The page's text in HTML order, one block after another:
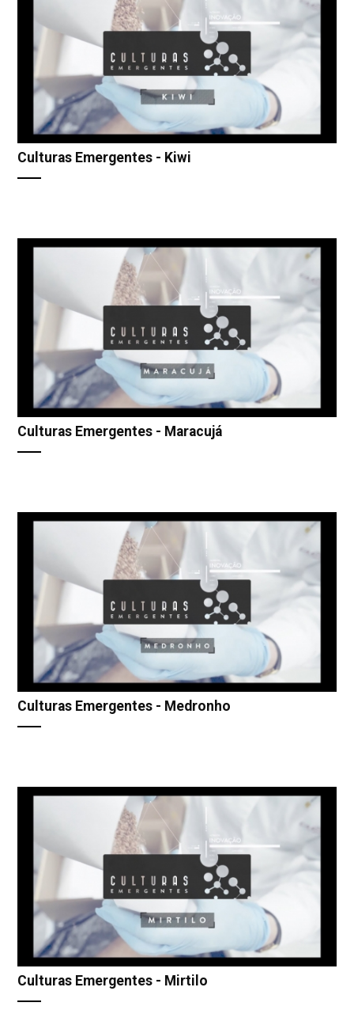
Culturas Emergentes - Kiwi
Culturas Emergentes - Maracujá
Culturas Emergentes - Medronho
Culturas Emergentes - Mirtilo